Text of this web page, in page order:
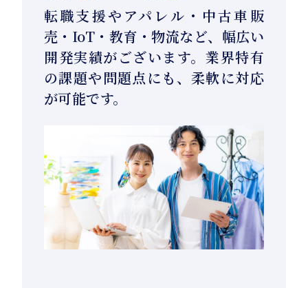
転職支援やアパレル・中古車販
売・IoT・教育・物流など、幅広い
開発実績がございます。業界特有
の課題や問題点にも、柔軟に対応
が可能です。